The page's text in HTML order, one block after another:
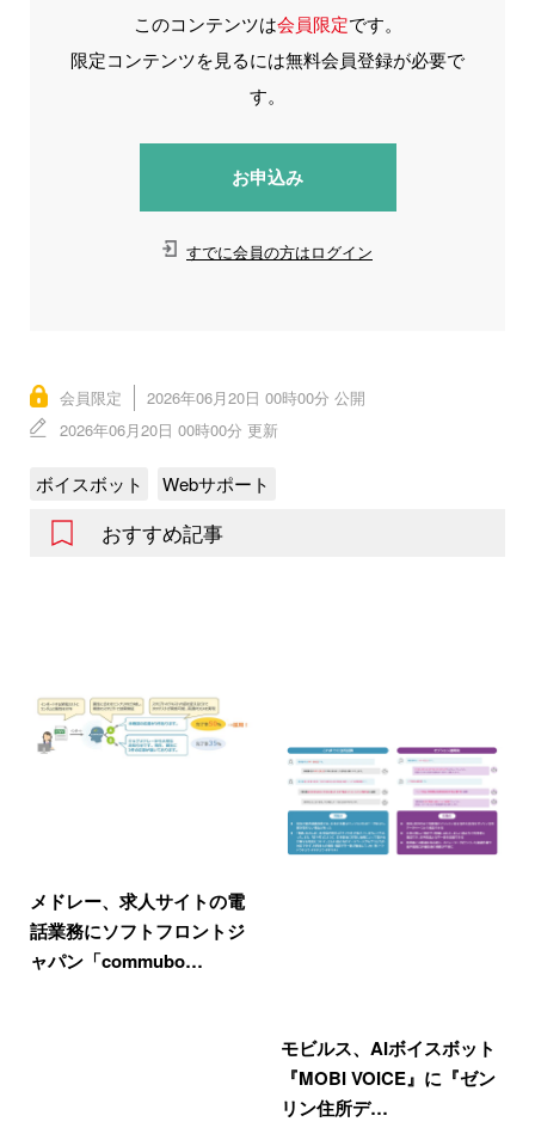
このコンテンツは会員限定です。
限定コンテンツを見るには無料会員登録が必要で
す。
お申込み
すでに会員の方はログイン
会員限定
2026年06月20日 00時00分 公開
2026年06月20日 00時00分 更新
ボイスボット Webサポート
おすすめ記事
メドレー、求人サイトの電
話業務にソフトフロントジ
ャパン「commubo…
モビルス、AIボイスボット
『MOBI VOICE』に『ゼン
リン住所デ…